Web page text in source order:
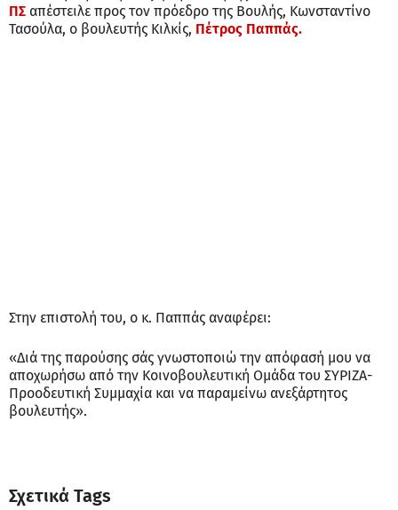
ΠΣ απέστειλε προς τον πρόεδρο της Βουλής, Κωνσταντίνο
Τασούλα, ο βουλευτής Κιλκίς, Πέτρος Παππάς.
Στην επιστολή του, ο κ. Παππάς αναφέρει:
«Διά της παρούσης σάς γνωστοποιώ την απόφασή μου να
αποχωρήσω από την Κοινοβουλευτική Ομάδα του ΣΥΡΙΖΑ-
Προοδευτική Συμμαχία και να παραμείνω ανεξάρτητος
βουλευτής».
Σχετικά Tags